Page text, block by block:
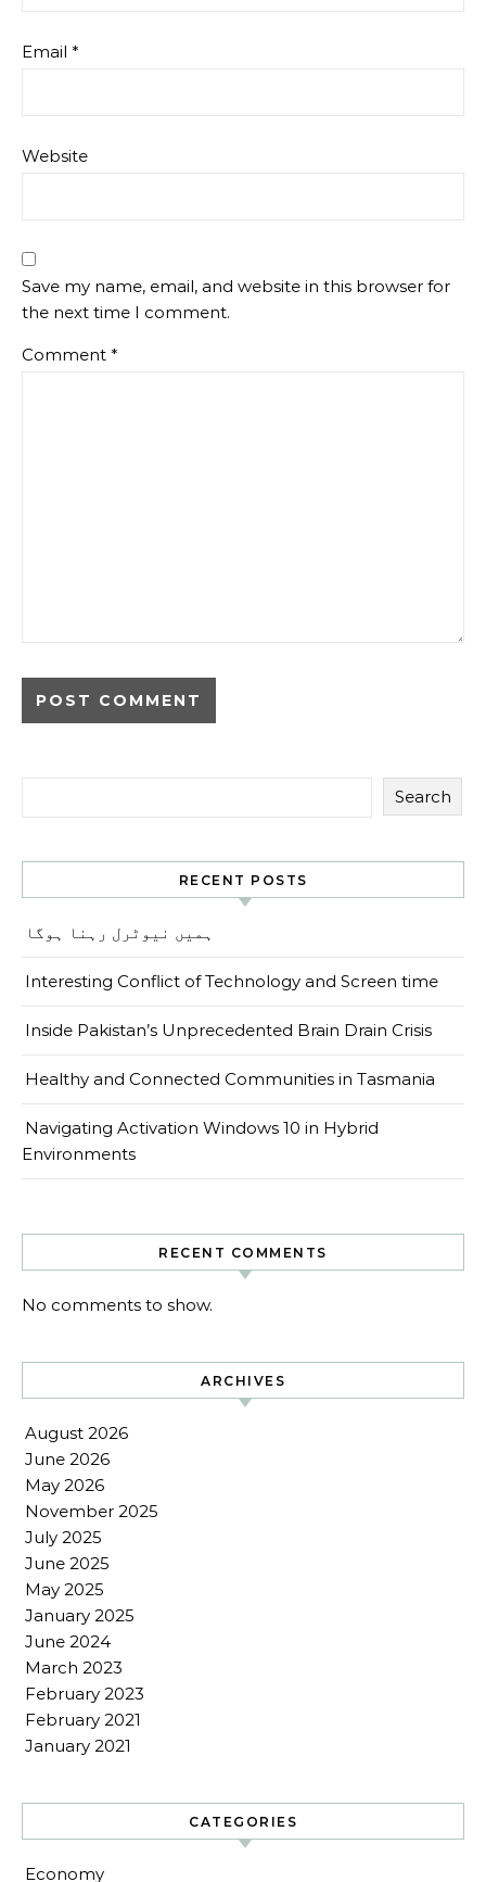
Email *
Website
Save my name, email, and website in this browser for
the next time I comment.
Comment *
Search
RECENT POSTS
ہمیں نیوٹرل رہنا ہوگا
Interesting Conflict of Technology and Screen time
Inside Pakistan’s Unprecedented Brain Drain Crisis
Healthy and Connected Communities in Tasmania
Navigating Activation Windows 10 in Hybrid
Environments
RECENT COMMENTS
No comments to show.
ARCHIVES
August 2026
June 2026
May 2026
November 2025
July 2025
June 2025
May 2025
January 2025
June 2024
March 2023
February 2023
February 2021
January 2021
CATEGORIES
Economy